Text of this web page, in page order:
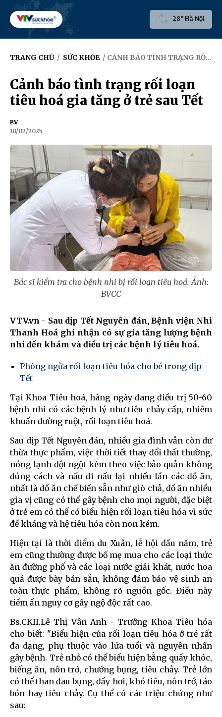
28° Hà Nội
TRANG CHỦ / SỨC KHỎE / CẢNH BÁO TÌNH TRẠNG RỐI LOẠN TIÊU HOÁ GIA TĂNG Ở TRẺ SAU TẾT
Cảnh báo tình trạng rối loạn
tiêu hoá gia tăng ở trẻ sau Tết
P.V
10/02/2025
Bác sĩ kiểm tra cho bệnh nhi bị rối loạn tiêu hoá. Ảnh:
BVCC
VTV.vn - Sau dịp Tết Nguyên đán, Bệnh viện Nhi
Thanh Hoá ghi nhận có sự gia tăng lượng bệnh
nhi đến khám và điều trị các bệnh lý tiêu hoá.
Phòng ngừa rối loạn tiêu hóa cho bé trong dịp
Tết
Tại Khoa Tiêu hoá, hàng ngày đang điều trị 50-60
bệnh nhi có các bệnh lý như tiêu chảy cấp, nhiễm
khuẩn đường ruột, rối loạn tiêu hoá.
Sau dịp Tết Nguyên đán, nhiều gia đình vẫn còn dư
thừa thực phẩm, việc thời tiết thay đổi thất thường,
nóng lạnh đột ngột kèm theo việc bảo quản không
đúng cách và nấu đi nấu lại nhiều lần các đồ ăn,
nhất là đồ ăn chế biến sẵn như giò chả, đồ ăn nhiều
gia vị cũng có thể gây bệnh cho mọi người, đặc biệt
ở trẻ em có thể có biểu hiện rối loạn tiêu hóa vì sức
đề kháng và hệ tiêu hóa còn non kém.
Hiện tại là thời điểm du Xuân, lễ hội đầu năm, trẻ
em cũng thường được bố mẹ mua cho các loại thức
ăn đường phố và các loại nước giải khát, nước hoa
quả được bày bán sẵn, không đảm bảo vệ sinh an
toàn thực phẩm, không rõ nguồn gốc. Điều này
tiềm ẩn nguy cơ gây ngộ độc rất cao.
Bs.CKII.Lê Thị Vân Anh - Trưởng Khoa Tiêu hóa
cho biết: "Biểu hiện của rối loạn tiêu hóa ở trẻ rất
đa dạng, phụ thuộc vào lứa tuổi và nguyên nhân
gây bệnh. Trẻ nhỏ có thể biểu hiện bằng quấy khóc,
biếng ăn, nôn trớ, chướng bụng, tiêu chảy. Trẻ lớn
có thể than đau bụng, đầy hơi, khó tiêu, nôn trớ, táo
bón hay tiêu chảy. Cụ thể có các triệu chứng như
sau: